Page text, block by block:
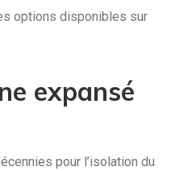
options disponibles sur
expansé
pour l’isolation du